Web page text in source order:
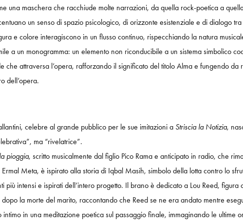
una maschera che racchiude molte narrazioni, da quella rock-poetica a
un senso di spazio psicologico, di orizzonte esistenziale e di dialogo
e colore interagiscono in un flusso continuo, rispecchiando la natura
a un monogramma: un elemento non riconducibile a un sistema simbolico
che attraversa l’opera, rafforzando il significato del titolo Alma e fungendo
dell’opera.
celebre al grande pubblico per le sue imitazioni a Striscia la Notizia,
ma “rivelatrice”.
pioggia, scritto musicalmente dal figlio Pico Rama e anticipato in radio, che
Meta, è ispirato alla storia di Iqbal Masih, simbolo della lotta contro lo
più intensi e ispirati dell’intero progetto. Il brano è dedicato a Lou Reed,
la morte del marito, raccontando che Reed se ne era andato mentre
in una meditazione poetica sul passaggio finale, immaginando le